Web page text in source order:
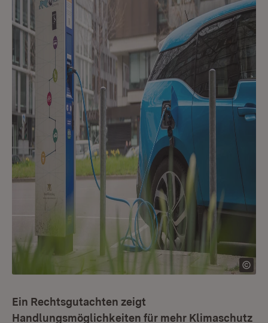
Ein Rechtsgutachten zeigt
Handlungsmöglichkeiten für mehr Klimaschutz